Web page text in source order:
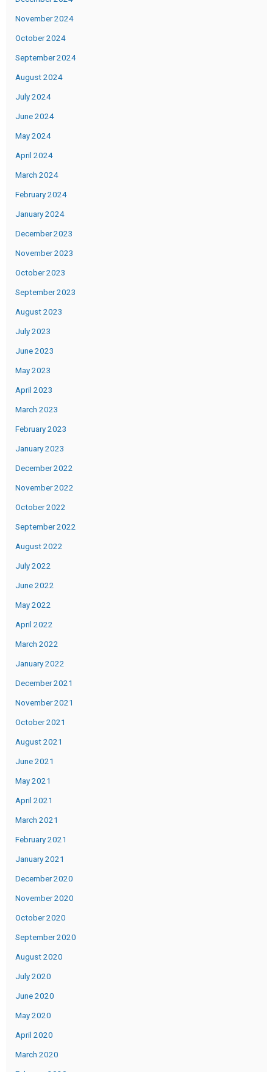
November 2024
October 2024
September 2024
August 2024
July 2024
June 2024
May 2024
April 2024
March 2024
February 2024
January 2024
December 2023
November 2023
October 2023
September 2023
August 2023
July 2023
June 2023
May 2023
April 2023
March 2023
February 2023
January 2023
December 2022
November 2022
October 2022
September 2022
August 2022
July 2022
June 2022
May 2022
April 2022
March 2022
January 2022
December 2021
November 2021
October 2021
August 2021
June 2021
May 2021
April 2021
March 2021
February 2021
January 2021
December 2020
November 2020
October 2020
September 2020
August 2020
July 2020
June 2020
May 2020
April 2020
March 2020